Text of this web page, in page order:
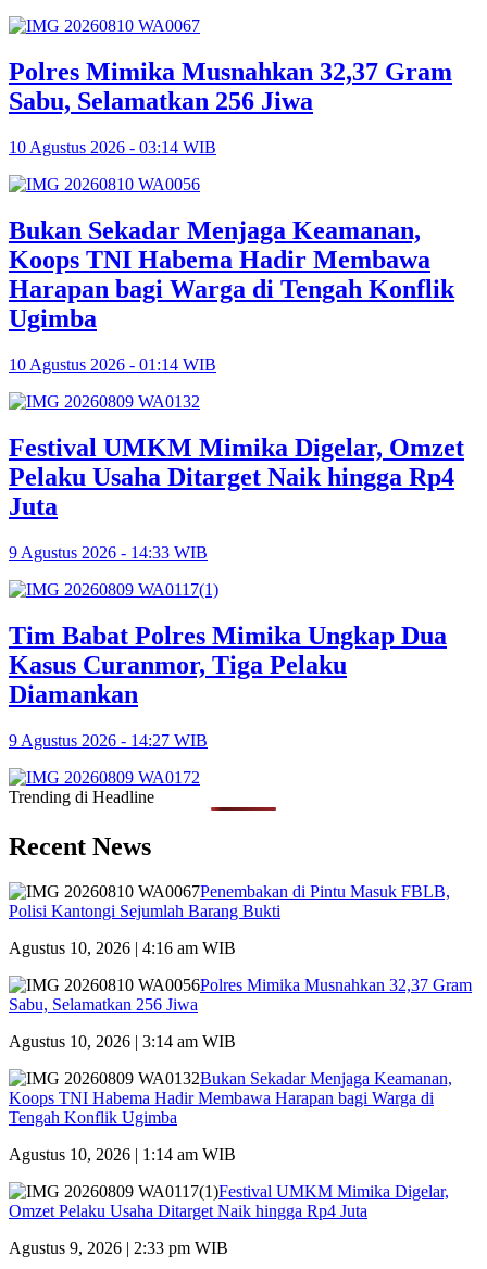
Polres Mimika Musnahkan 32,37 Gram
Sabu, Selamatkan 256 Jiwa
10 Agustus 2026 - 03:14 WIB
Bukan Sekadar Menjaga Keamanan,
Koops TNI Habema Hadir Membawa
Harapan bagi Warga di Tengah Konflik
Ugimba
10 Agustus 2026 - 01:14 WIB
Festival UMKM Mimika Digelar, Omzet
Pelaku Usaha Ditarget Naik hingga Rp4
Juta
9 Agustus 2026 - 14:33 WIB
Tim Babat Polres Mimika Ungkap Dua
Kasus Curanmor, Tiga Pelaku
Diamankan
9 Agustus 2026 - 14:27 WIB
Trending di Headline
Recent News
Penembakan di Pintu Masuk FBLB,
Polisi Kantongi Sejumlah Barang Bukti
Agustus 10, 2026 | 4:16 am WIB
Polres Mimika Musnahkan 32,37 Gram
Sabu, Selamatkan 256 Jiwa
Agustus 10, 2026 | 3:14 am WIB
Bukan Sekadar Menjaga Keamanan,
Koops TNI Habema Hadir Membawa Harapan bagi Warga di
Tengah Konflik Ugimba
Agustus 10, 2026 | 1:14 am WIB
Festival UMKM Mimika Digelar,
Omzet Pelaku Usaha Ditarget Naik hingga Rp4 Juta
Agustus 9, 2026 | 2:33 pm WIB